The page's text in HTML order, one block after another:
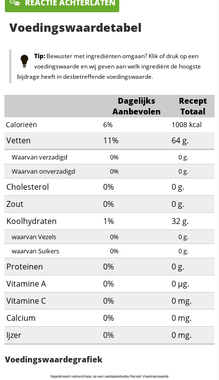
REACTIE ACHTERLATEN
Voedingswaardetabel
Tip:Bewuster met ingrediënten omgaan? Klik of druk op een
voedingswaarde en wij geven aan welk ingrediënt de hoogste
bijdrage heeft in desbetreffende voedingswaarde.
Dagelijks
Aanbevolen
Recept
Totaal
Calorieën 6% 1008 kcal
Vetten 11% 64 g.
Waarvan verzadigd 0% 0g.
Waarvan onverzadigd
0% 0g.
Cholesterol 0% 0 g.
Zout
0% 0 g.
Koolhydraten
1% 32 g.
waarvan Vezels 0% 0g.
waarvan Suikers
0% 0g.
Proteinen 0% 0 g.
Vitamine A
0% 0 µg.
Vitamine C
0% 0 mg.
Calcium
0% 0 mg.
Ijzer
0% 0 mg.
Voedingswaardegrafiek